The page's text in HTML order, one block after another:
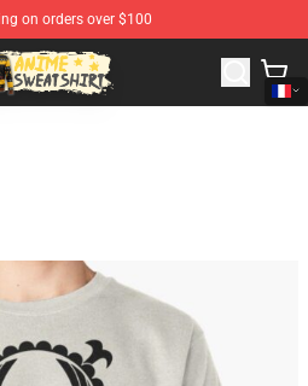
on orders over $100
- The Best Store for Anime Fans